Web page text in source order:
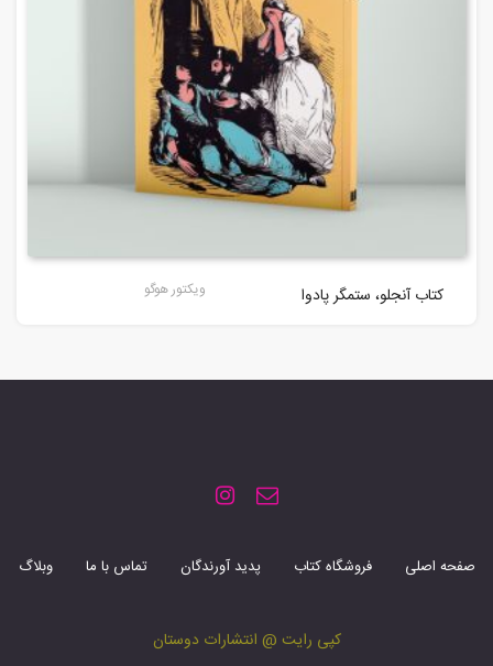
کتاب آنجلو، ستمگر پادوا ویکتور هوگو
صفحه اصلی فروشگاه کتاب پدید آورندگان تماس با ما وبلاگ
کپی رایت @ انتشارات دوستان